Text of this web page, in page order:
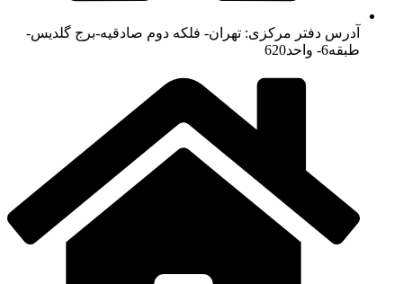
آدرس دفتر مرکزی: تهران- فلکه دوم صادقیه-برج گلدیس-
طبقه6- واحد620